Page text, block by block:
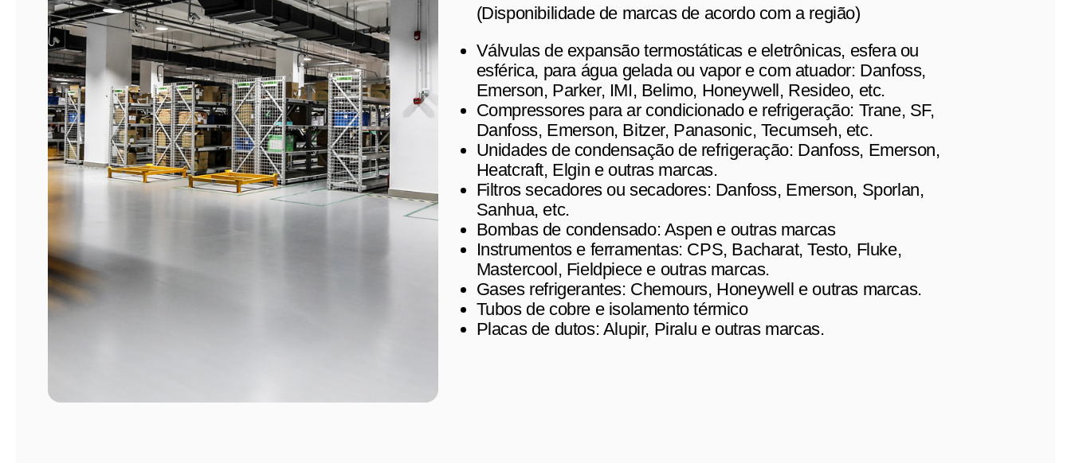
(Disponibilidade de marcas de acordo com a região)
Válvulas de expansão termostáticas e eletrônicas, esfera ou
esférica, para água gelada ou vapor e com atuador: Danfoss,
Emerson, Parker, IMI, Belimo, Honeywell, Resideo, etc.
Compressores para ar condicionado e refrigeração: Trane, SF,
Danfoss, Emerson, Bitzer, Panasonic, Tecumseh, etc.
Unidades de condensação de refrigeração: Danfoss, Emerson,
Heatcraft, Elgin e outras marcas.
Filtros secadores ou secadores: Danfoss, Emerson, Sporlan,
Sanhua, etc.
Bombas de condensado: Aspen e outras marcas
Instrumentos e ferramentas: CPS, Bacharat, Testo, Fluke,
Mastercool, Fieldpiece e outras marcas.
Gases refrigerantes: Chemours, Honeywell e outras marcas.
Tubos de cobre e isolamento térmico
Placas de dutos: Alupir, Piralu e outras marcas.